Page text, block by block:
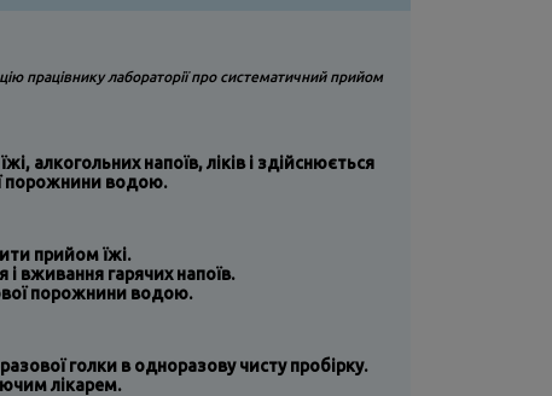
працівнику лабораторіїпро систематичний прийом
алкогольних напоїв, ліків і здійснюється
порожнини водою.
прийом їжі.
вживання гарячих напоїв.
порожнини водою.
голки в одноразову чисту пробірку.
лікарем.